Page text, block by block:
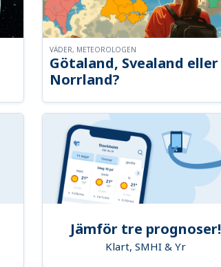
Götaland, Svealand eller
Norrland?
VÄDER, METEOROLOGEN
Jämför tre prognoser!
Klart, SMHI & Yr